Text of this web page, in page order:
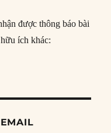
được thông báo bài
ích khác: